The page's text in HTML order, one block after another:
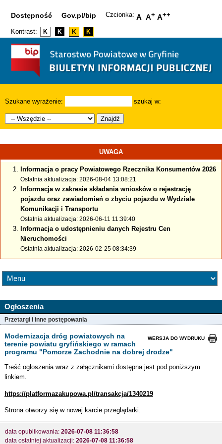
Dostępność Gov.pl/bip Czcionka: A A+ A++
Kontrast: K K K K
Szukane wyrażenie: szukaj w:
Znajdź
UWAGA
Informacja o pracy Powiatowego Rzecznika Konsumentów 2026
Ostatnia aktualizacja: 2026-08-04 13:08:21
Informacja w zakresie składania wniosków o rejestrację
pojazdu oraz zawiadomień o zbyciu pojazdu w Wydziale
Komunikacji i Transportu
Ostatnia aktualizacja: 2026-06-11 11:39:40
Informacja o udostępnieniu danych Rejestru Cen
Nieruchomości
Ostatnia aktualizacja: 2026-02-25 08:34:39
Ogłoszenia
Przetargi i inne postępowania
WERSJA DO WYDRUKU
Modernizacja dróg powiatowych na
terenie powiatu gryfińskiego w ramach
programu "Pomorze Zachodnie na dobrej drodze"
Treść ogłoszenia wraz z załącznikami dostępna jest pod poniższym
linkiem.
https://platformazakupowa.pl/transakcja/1340219
Strona otworzy się w nowej karcie przeglądarki.
data opublikowania: 2026-07-08 11:36:58
data ostatniej aktualizacji: 2026-07-08 11:36:58